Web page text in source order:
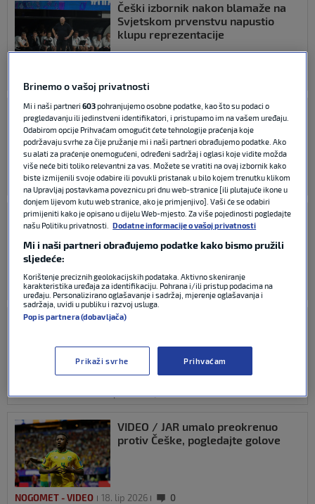
Češki izbornik nakon blamaže na
Svjetskom prvenstvu napustio
klupu reprezentacije
Češka zvijezda se nakon debakla
na SP-u sa samo 30 godina
umirovila od reprezentacije
FIFA WORLD CUP 25. lip 2026 0
Legendarni vratar oprostio se u
uvjerljivoj pobjedi Meksika: ‘Bilo je
to prekrasno posljednje poglavlje
FIFA WORLD CUP 25. lip 2026 0
VIDEO / Južna Afrika za povijest,
na šestom SP-u
VIDEO / JAR umalo preokrenuo
protiv Češke, pogledajte golove
NOGOMET - VIDEO 18. lip 2026 0
Brinemo o vašoj privatnosti
Mi i naši partneri603pohranjujemo osobne podatke, kao što su podaci o
pregledavanju ili jedinstveni identifikatori, i pristupamo im na vašem uređaju.
Odabirom opcije Prihvaćam omogućit ćete tehnologije praćenja koje
podržavaju svrhe za čije pružanje mi i naši partneri obrađujemo podatke. Ako
su alati za praćenje onemogućeni, određeni sadržaj i oglasi koje vidite možda
više neće biti toliko relevantni za vas. Možete se vratiti na ovaj izbornik kako
biste izmijenili svoje odabire ili povukli pristanak u bilo kojem trenutku klikom
na Upravljaj postavkama poveznicu pri dnu web-stranice [ili plutajuće ikone u
donjem lijevom kutu web stranice, ako je primjenjivo]. Vaši će se odabiri
primijeniti kako je opisano u dijelu Web-mjesto. Za više pojedinosti pogledajte
našu Politiku privatnosti.
Dodatne informacije o vašoj privatnosti
Mi i naši partneri obrađujemo podatke kako bismo pružili
sljedeće:
Korištenje preciznih geolokacijskih podataka. Aktivno skeniranje
karakteristika uređaja za identifikaciju. Pohrana i/ili pristup podacima na
uređaju. Personalizirano oglašavanje i sadržaj, mjerenje oglašavanja i
sadržaja, uvidi u publiku i razvoj usluga.
Popis partnera (dobavljača)
Prikaži svrhe Prihvaćam